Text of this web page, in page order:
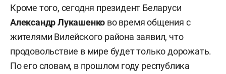
Кроме того, сегодня президент Беларуси
Александр Лукашенко во время общения с
жителями Вилейского района заявил, что
продовольствие в мире будет только дорожать.
По его словам, в прошлом году республика